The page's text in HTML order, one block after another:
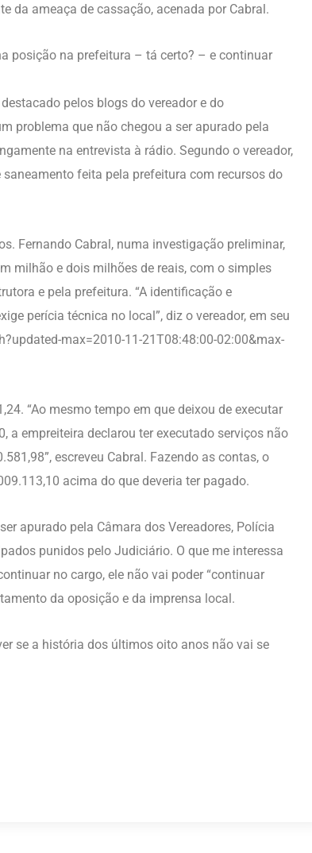
da ameaça de cassação, acenada por Cabral.
posição na prefeitura – tá certo? – e continuar
pelos blogs do vereador e do
problema que não chegou a ser apurado pela
na entrevista à rádio. Segundo o vereador,
feita pela prefeitura com recursos do
Fernando Cabral, numa investigação preliminar,
milhão e dois milhões de reais, com o simples
e pela prefeitura. “A identificação e
perícia técnica no local”, diz o vereador, em seu
max=2010-11-21T08:48:00-02:00&max-
“Ao mesmo tempo em que deixou de executar
a empreiteira declarou ter executado serviços não
escreveu Cabral. Fazendo as contas, o
acima do que deveria ter pagado.
apurado pela Câmara dos Vereadores, Polícia
punidos pelo Judiciário. O que me interessa
no cargo, ele não vai poder “continuar
da oposição e da imprensa local.
se a história dos últimos oito anos não vai se